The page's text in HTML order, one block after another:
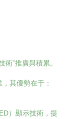
”推廣與積累。
其優勢在于：
）顯示技術，提